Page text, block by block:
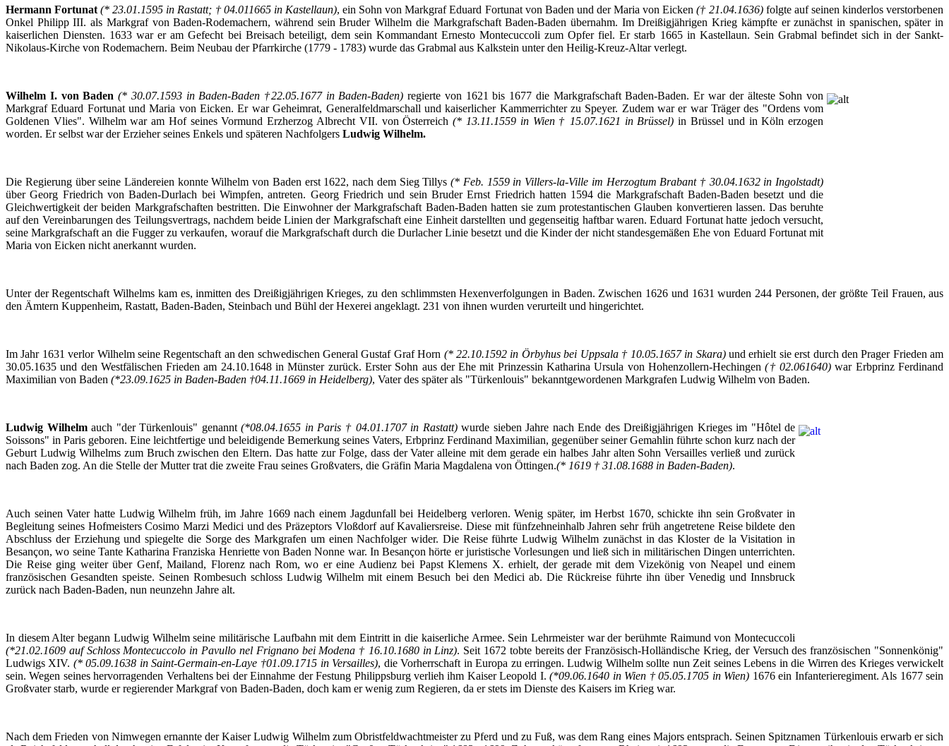
HermannFortunat (* 23.01.1595 in Rastatt; † 04.011665 in Kastellaun),ein Sohn vonMarkgraf Eduard Fortunatvon Baden und derMaria vonEicken († 21.04.1636) folgte auf seinen kinderlos verstorbenen
Onkel Philipp III.als MarkgrafvonBaden-Rodemachern, während sein BruderWilhelm die MarkgrafschaftBaden-Baden übernahm. Im Dreißigjährigen Krieg kämpfte er zunächst in spanischen,späterin
kaiserlichen Diensten. 1633 wareramGefecht bei Breisach beteiligt, dem sein KommandantErnestoMontecuccoli zum Opfer fiel.Er starb 1665 in Kastellaun. Sein Grabmal befindet sich inder Sankt-
Nikolaus-Kirche von Rodemachern. Beim Neubau der Pfarrkirche (1779 - 1783) wurde das Grabmal aus Kalkstein unterden Heilig-Kreuz-Altar verlegt.
Wilhelm I. von Baden(* 30.07.1593 in Baden-Baden †22.05.1677 in Baden-Baden) regierte von 1621bis 1677 die MarkgrafschaftBaden-Baden.Erwar der älteste Sohn von
Markgraf Eduard Fortunatund Maria vonEicken.ErwarGeheimrat, Generalfeldmarschall undkaiserlicher Kammerrichter zu Speyer. ZudemwarerwarTrägerdes "Ordens vom
Goldenen Vlies". Wilhelm war am HofseinesVormund Erzherzog Albrecht VII. vonÖsterreich (* 13.11.1559 in Wien† 15.07.1621 in Brüssel) in Brüssel und inKöln erzogen
worden. Er selbst warder Erzieherseines Enkels und späteren Nachfolgers Ludwig Wilhelm.
Die Regierung überseine Ländereien konnteWilhelm von Baden erst 1622,nach dem Sieg Tillys (* Feb. 1559 in Villers-la-Ville im Herzogtum Brabant† 30.04.1632 in Ingolstadt)
überGeorg Friedrich vonBaden-Durlach bei Wimpfen,antreten. Georg Friedrich und sein BruderErnst Friedrich hatten 1594 die MarkgrafschaftBaden-Badenbesetzt und die
Gleichwertigkeit der beiden Markgrafschaften bestritten. DieEinwohner der Markgrafschaft Baden-Baden hatten sie zum protestantischen Glauben konvertieren lassen. Dasberuhte
aufden Vereinbarungen des Teilungsvertrags,nachdem beide Linien der Markgrafschaft eine Einheit darstellten und gegenseitig haftbar waren.Eduard Fortunat hatte jedoch versucht,
seineMarkgrafschaft an die Fugger zu verkaufen, woraufdieMarkgrafschaft durch die Durlacher Linie besetzt und die Kinderder nicht standesgemäßen Ehe von Eduard Fortunat mit
Maria von Eicken nicht anerkannt wurden.
Unter der Regentschaft Wilhelms kam es,inmitten des Dreißigjährigen Krieges,zu den schlimmsten Hexenverfolgungen in Baden. Zwischen 1626 und 1631wurden 244 Personen,der größte Teil Frauen,aus
den Ämtern Kuppenheim, Rastatt, Baden-Baden, Steinbach und Bühl der Hexerei angeklagt. 231 von ihnen wurden verurteilt und hingerichtet.
Im Jahr1631verlorWilhelm seineRegentschaft an den schwedischen GeneralGustaf GrafHorn (* 22.10.1592 in Örbyhus bei Uppsala† 10.05.1657 in Skara)underhielt sieerst durch denPrager Frieden am
30.05.1635 und den Westfälischen Frieden am 24.10.1648 inMünster zurück. Erster Sohn aus der Ehe mit Prinzessin Katharina Ursula von Hohenzollern-Hechingen († 02.061640) war ErbprinzFerdinand
Maximilian von Baden (*23.09.1625 in Baden-Baden †04.11.1669 in Heidelberg), Vaterdes später als "Türkenlouis" bekanntgewordenen Markgrafen Ludwig Wilhelm von Baden.
Ludwig Wilhelm auch "der Türkenlouis" genannt (*08.04.1655 in Paris † 04.01.1707 in Rastatt) wurde sieben Jahre nach Ende des Dreißigjährigen Krieges im "Hôtel de
Soissons" in Paris geboren. Eine leichtfertige und beleidigende Bemerkung seines Vaters, Erbprinz Ferdinand Maximilian, gegenüberseinerGemahlin führte schon kurz nach der
Geburt Ludwig Wilhelms zum Bruch zwischen denEltern. Dashatte zur Folge, dass der Vater alleine mit dem gerade ein halbes Jahr alten Sohn Versaillesverließ undzurück
nach Baden zog. An die Stelle derMuttertrat die zweite Frau seines Großvaters, die Gräfin Maria Magdalena von Öttingen.(* 1619 † 31.08.1688 in Baden-Baden).
Auch seinen Vater hatteLudwig Wilhelm früh,im Jahre 1669nach einem Jagdunfall bei Heidelberg verloren.Wenig später, im Herbst 1670,schickte ihn sein Großvaterin
Begleitung seines Hofmeisters Cosimo Marzi Medici und desPräzeptors Vloßdorf auf Kavaliersreise.Diese mit fünfzehneinhalb Jahren sehr früh angetretene Reise bildete den
Abschluss der Erziehungundspiegelte die SorgedesMarkgrafen um einen Nachfolgerwider. Die Reise führte Ludwig Wilhelm zunächstindas Klosterde la Visitation in
Besançon,wo seine Tante Katharina Franziska Henriettevon BadenNonne war. InBesançon hörte er juristische Vorlesungen und ließ sich in militärischen Dingen unterrichten.
Die Reise ging weiter über Genf,Mailand, Florenz nach Rom,wo er eine Audienz bei Papst Klemens X. erhielt,der gerade mit dem Vizekönig vonNeapel undeinem
französischen Gesandten speiste. Seinen Rombesuch schloss Ludwig Wilhelmmit einem Besuch bei den Medici ab. Die Rückreise führte ihn über Venedigund Innsbruck
zurück nach Baden-Baden, nun neunzehn Jahre alt.
In diesemAlterbegann Ludwig Wilhelm seine militärische Laufbahn mit dem Eintrittin die kaiserliche Armee. Sein Lehrmeisterwarder berühmte Raimund vonMontecuccoli
(*21.02.1609 auf Schloss Montecuccolo in Pavullo nel Frignano bei Modena † 16.10.1680 in Linz). Seit 1672 tobte bereits der Französisch-Holländische Krieg, der Versuch desfranzösischen "Sonnenkönig"
Ludwigs XIV. (* 05.09.1638 inSaint-Germain-en-Laye †01.09.1715 in Versailles), dieVorherrschaft inEuropa zu erringen. Ludwig Wilhelmsollte nun Zeit seinesLebens in die Wirren des Krieges verwickelt
sein.Wegen seineshervorragenden Verhaltens bei der Einnahme der Festung Philippsburg verlieh ihm Kaiser Leopold I.(*09.06.1640 in Wien † 05.05.1705 in Wien) 1676ein Infanterieregiment. Als 1677sein
Großvater starb, wurde er regierender Markgrafvon Baden-Baden, doch kam er wenig zum Regieren, da erstets im Dienste des Kaisers im Krieg war.
Nach dem Frieden von Nimwegen ernannte derKaiser Ludwig Wilhelm zum Obristfeldwachtmeister zu Pferd und zu Fuß, wasdem Rang einesMajorsentsprach. Seinen Spitznamen Türkenlouis erwarb er sich